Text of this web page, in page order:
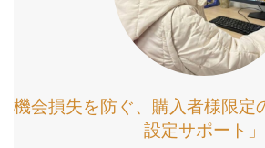
機会損失を防ぐ、購入者様限定
設定サポート」